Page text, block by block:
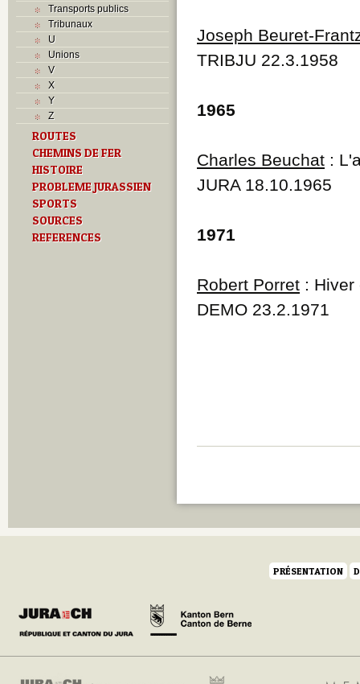
Transports publics
Tribunaux
U
Unions
V
X
Y
Z
ROUTES
CHEMINS DE FER
HISTOIRE
PROBLEME JURASSIEN
SPORTS
SOURCES
REFERENCES
Joseph Beuret-
TRIBJU 22.3.1958
1965
Charles Beuchat :
JURA 18.10.1965
1971
Robert Porret :
DEMO 23.2.1971
PRÉSENTATION